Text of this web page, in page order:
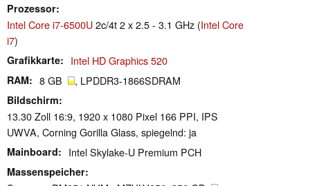
Prozessor
Intel Core i7-6500U2c/4t 2 x 2.5 - 3.1 GHz (Intel Core
i7)
Grafikkarte Intel HD Graphics 520
RAM 8 GB , LPDDR3-1866SDRAM
Bildschirm
13.30 Zoll 16:9, 1920 x 1080 Pixel 166 PPI, IPS
UWVA, Corning Gorilla Glass, spiegelnd: ja
Mainboard Intel Skylake-U Premium PCH
Massenspeicher